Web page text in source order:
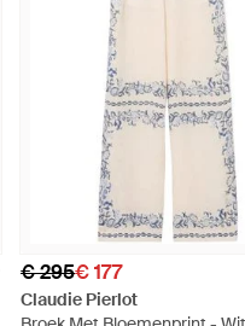
€ 295€ 177
Claudie Pierlot